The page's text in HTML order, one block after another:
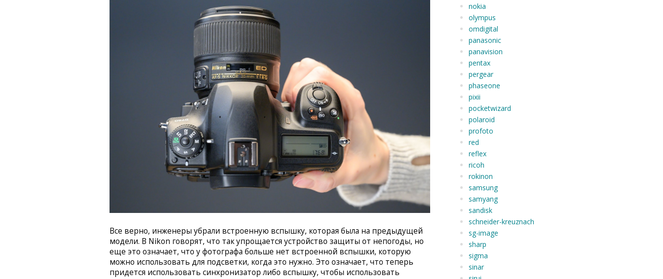
Все верно, инженеры убрали встроенную вспышку, которая была на предыдущей
модели. В Nikon говорят, что так упрощается устройство защиты от непогоды, но
еще это означает, что у фотографа больше нет встроенной вспышки, которую
можно использовать для подсветки, когда это нужно. Это означает, что теперь
придется использовать синхронизатор либо вспышку, чтобы использовать
nokia
olympus
omdigital
panasonic
panavision
pentax
pergear
phaseone
pixii
pocketwizard
polaroid
profoto
red
reflex
ricoh
rokinon
samsung
samyang
sandisk
schneider-kreuznach
sg-image
sharp
sigma
sinar